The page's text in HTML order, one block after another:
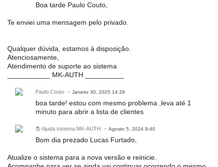
Boa tarde Paulo Couto,
Te enviei uma mensagem pelo privado.
Qualquer dúvida, estamos à disposição.
Atenciosamente,
Atendimento de suporte ao sistema
___________ MK-AUTH __________
Paulo Couto Janeiro 30, 2025 14:26
boa tarde! estou com mesmo problema ,leva até 1
minuto para abrir a lista de clientes
🌎 Ajuda sistema MK-AUTH Agosto 5, 2024 9:40
Bom dia prezado Lucas Furtado,
Atualize o sistema para a nova versão e reinicie.